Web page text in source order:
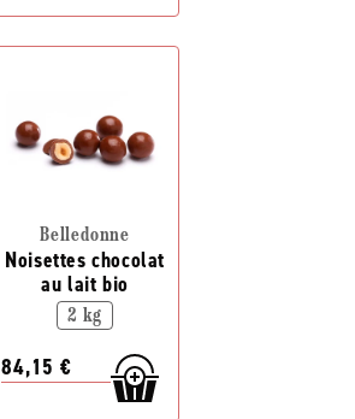
Belledonne
Noisettes chocolat
au lait bio
2 kg
84,15 €